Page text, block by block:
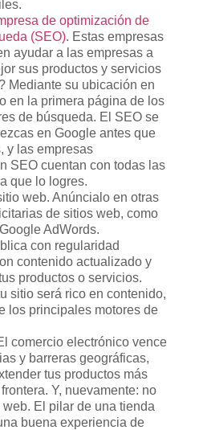
de optimización de
(SEO). Estas empresas
ayudar a las empresas a
sus productos y servicios
Mediante su ubicación en
en la primera página de los
de búsqueda. El SEO se
en Google antes que
y las empresas
SEO cuentan con todas las
que lo logres.
web. Anúncialo en otras
de sitios web, como
AdWords.
con regularidad
contenido actualizado y
productos o servicios.
sitio será rico en contenido,
los principales motores de
comercio electrónico vence
y barreras geográficas,
tus productos más
Y, nuevamente: no
El pilar de una tienda
buena experiencia de